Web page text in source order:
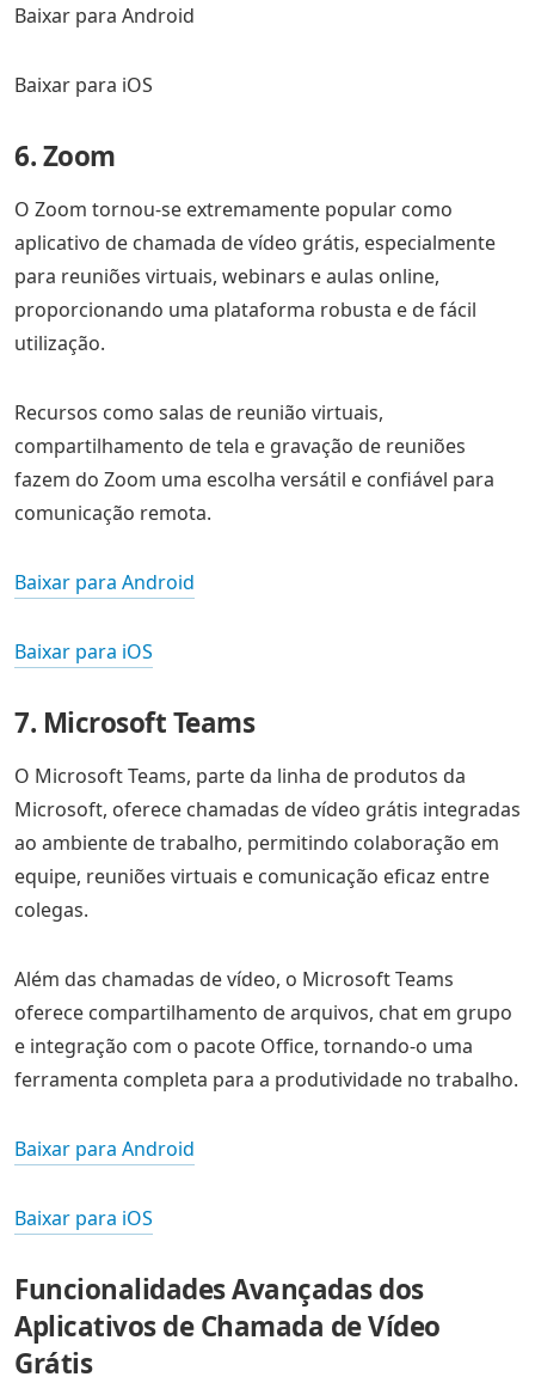
Baixar para Android
Baixar para iOS
6. Zoom
O Zoom tornou-se extremamente popular como
aplicativo de chamada de vídeo grátis, especialmente
para reuniões virtuais, webinars e aulas online,
proporcionando uma plataforma robusta e de fácil
utilização.
Recursos como salas de reunião virtuais,
compartilhamento de tela e gravação de reuniões
fazem do Zoom uma escolha versátil e confiável para
comunicação remota.
Baixar para Android
Baixar para iOS
7. Microsoft Teams
O Microsoft Teams, parte da linha de produtos da
Microsoft, oferece chamadas de vídeo grátis integradas
ao ambiente de trabalho, permitindo colaboração em
equipe, reuniões virtuais e comunicação eficaz entre
colegas.
Além das chamadas de vídeo, o Microsoft Teams
oferece compartilhamento de arquivos, chat em grupo
e integração com o pacote Office, tornando-o uma
ferramenta completa para a produtividade no trabalho.
Baixar para Android
Baixar para iOS
Funcionalidades Avançadas dos
Aplicativos de Chamada de Vídeo
Grátis